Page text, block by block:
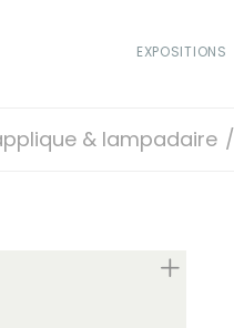
EXPOSITIONS
& lampadaire /